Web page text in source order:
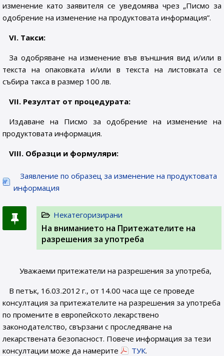
изменение като заявителя се уведомява чрез „Писмо за
одобрение на изменение на продуктовата информация”.
VІ. Такси:
За одобряване на изменение във външния вид и/или в
текста на опаковката и/или в текста на листовката се
събира такса в размер 100 лв.
VІІ. Резултат от процедурата:
Издаване на Писмо за одобрение на изменение на
продуктовата информация.
VІІІ. Образци и формуляри:
Заявление по образец за изменение на продуктовата
информация
Некатегоризирани
На вниманието на Притежателите на
разрешения за употреба
Уважаеми притежатели на разрешения за употреба,
В петък, 16.03.2012 г., от 14.00 часа ще се проведе
консултация за притежателите на разрешения за употреба
по промените в европейското лекарствено
законодателство, свързани с проследяване на
лекарствената безопасност. Повече информация за тези
консултации може да намерите
ТУК.